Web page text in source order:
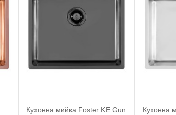
Кухонна мийка Foster KE Gun
Кухонна